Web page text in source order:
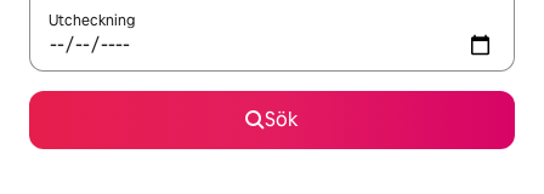
Utcheckning
Sök